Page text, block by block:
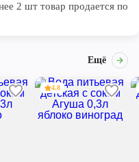
2 шт товар продается по
Ещё
4.8